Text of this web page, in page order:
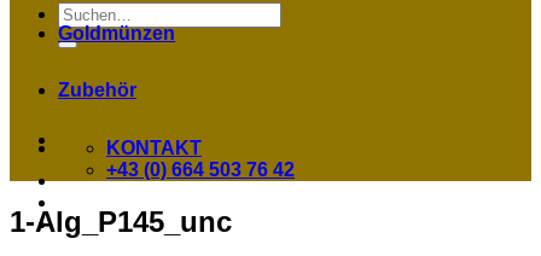
Suchen
nach:
Goldmünzen
Zubehör
KONTAKT
+43 (0) 664 503 76 42
1-Alg_P145_unc